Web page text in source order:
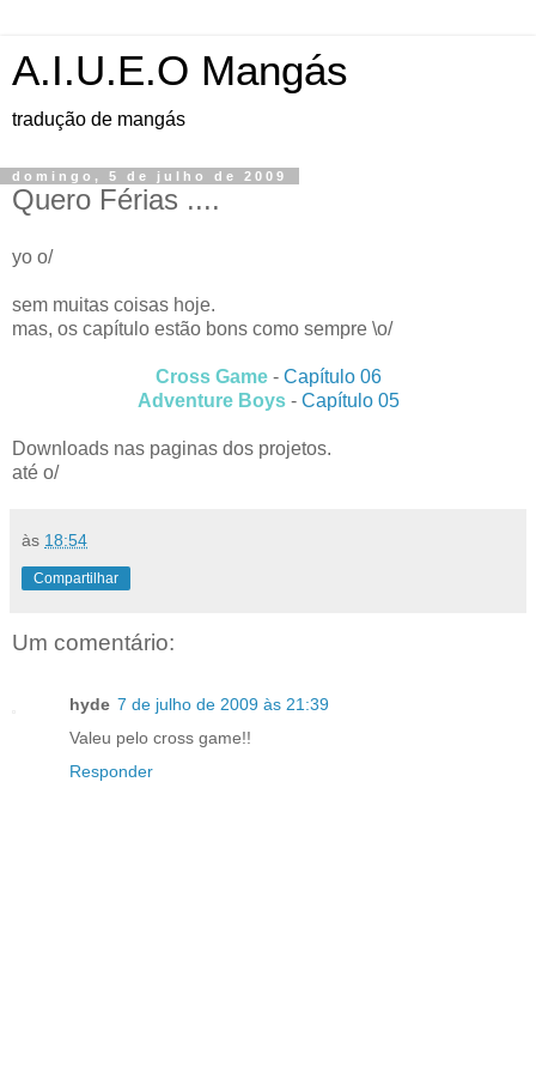
A.I.U.E.O Mangás
tradução de mangás
domingo, 5 de julho de 2009
Quero Férias ....
yo o/
sem muitas coisas hoje.
mas, os capítulo estão bons como sempre \o/
Cross Game- Capítulo 06
Adventure Boys- Capítulo 05
Downloads nas paginas dos projetos.
até o/
às 18:54
Compartilhar
Um comentário:
hyde 7 de julho de 2009 às 21:39
Valeu pelo cross game!!
Responder